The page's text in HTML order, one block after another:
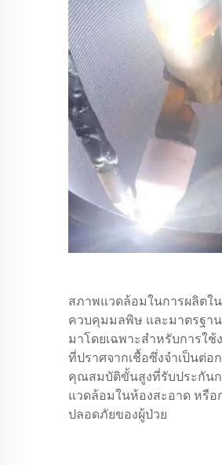
สภาพแวดล้อมในการผลิตใ
ควบคุมมลพิษ และมาตรฐา
มาโดยเฉพาะสำหรับการใ
ที่ปราศจากเชื้อซึ่งจำเป็นต่
คุณสมบัติขั้นสูงที่รับประกัน
แวดล้อมในห้องสะอาด หรื
ปลอดภัยของผู้ป่วย